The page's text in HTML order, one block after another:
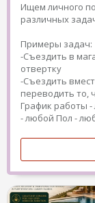
Ищем личного
различных
Примеры задач:
-Съездить в
отвертку
-Съездить
переводить то,
График работы
- любой Пол -